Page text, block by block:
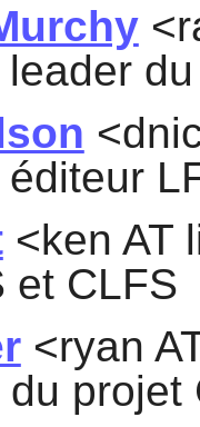
<ken AT
et CLFS
<ryan
projet